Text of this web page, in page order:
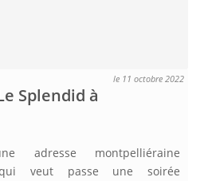
le 11 octobre 2022
Splendid à
adresse montpelliéraine
veut passe une soirée